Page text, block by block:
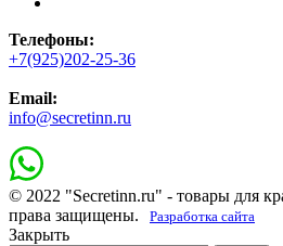
Телефоны:
+7(925)202-25-36
Email:
info@secretinn.ru
© 2022 "Secretinn.ru" - товары для
права защищены.
Разработка сайта
Закрыть